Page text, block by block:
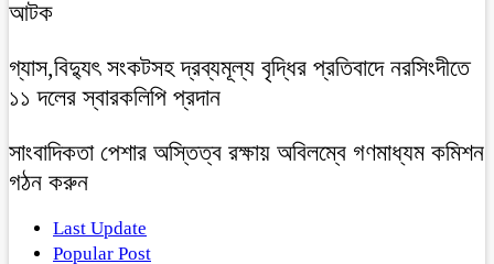
আটক
গ্যাস,বিদ্যুৎ সংকটসহ দ্রব্যমূল্য বৃদ্ধির প্রতিবাদে নরসিংদীতে
১১ দলের স্বারকলিপি প্রদান
সাংবাদিকতা পেশার অস্তিত্ব রক্ষায় অবিলম্বে গণমাধ্যম কমিশন
গঠন করুন
Last Update
Popular Post